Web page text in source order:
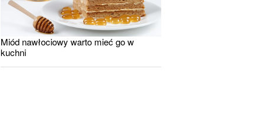
Miód nawłociowy warto mieć go w
kuchni